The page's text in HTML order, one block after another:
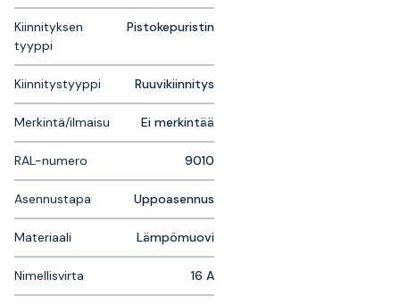
Kiinnityksen
tyyppi
Pistokepuristin
Kiinnitystyyppi Ruuvikiinnitys
Merkintä/ilmaisu Ei merkintää
RAL-numero 9010
Asennustapa Uppoasennus
Materiaali Lämpömuovi
Nimellisvirta 16 A